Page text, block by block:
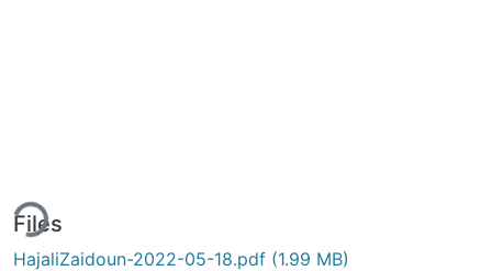
Files
HajaliZaidoun-2022-05-18.pdf (1.99 MB)